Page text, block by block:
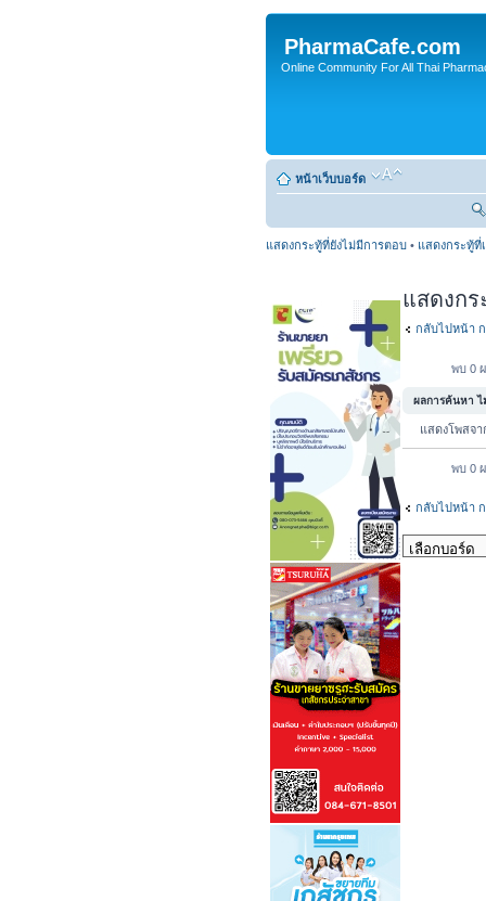
PharmaCafe.com
Online Community For All Thai
หน้าเว็บบอร์ด
แสดงกระทู้ที่ยังไม่มีการตอบ • แสดงกระทู้ที่
แสดงก
กลับไปหน้า
พบ 0
ผลการค้นหา
แสดงโพสจ
พบ 0
กลับไปหน้า